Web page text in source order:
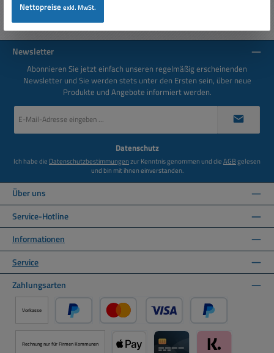
Newsletter
Abonnieren Sie jetzt einfach unseren regelmäßig erscheinenden
Newsletter und Sie werden stets unter den Ersten sein, über neue
Produkte und Angebote informiert werden.
Mail-
Datenschutz
Ich habe die Datenschutzbestimmungenzur Kenntnis genommen und dieAGBgelesen
und bin mit ihnen einverstanden.
Über uns
Service-Hotline
Informationen
Service
Zahlungsarten
Vorkasse
PayPal Kredit- oder Debitkarte über PayPal
Später Bezahlen
Rechnung nur für Firmen Kommunen
Nettopreiseexkl. MwSt.